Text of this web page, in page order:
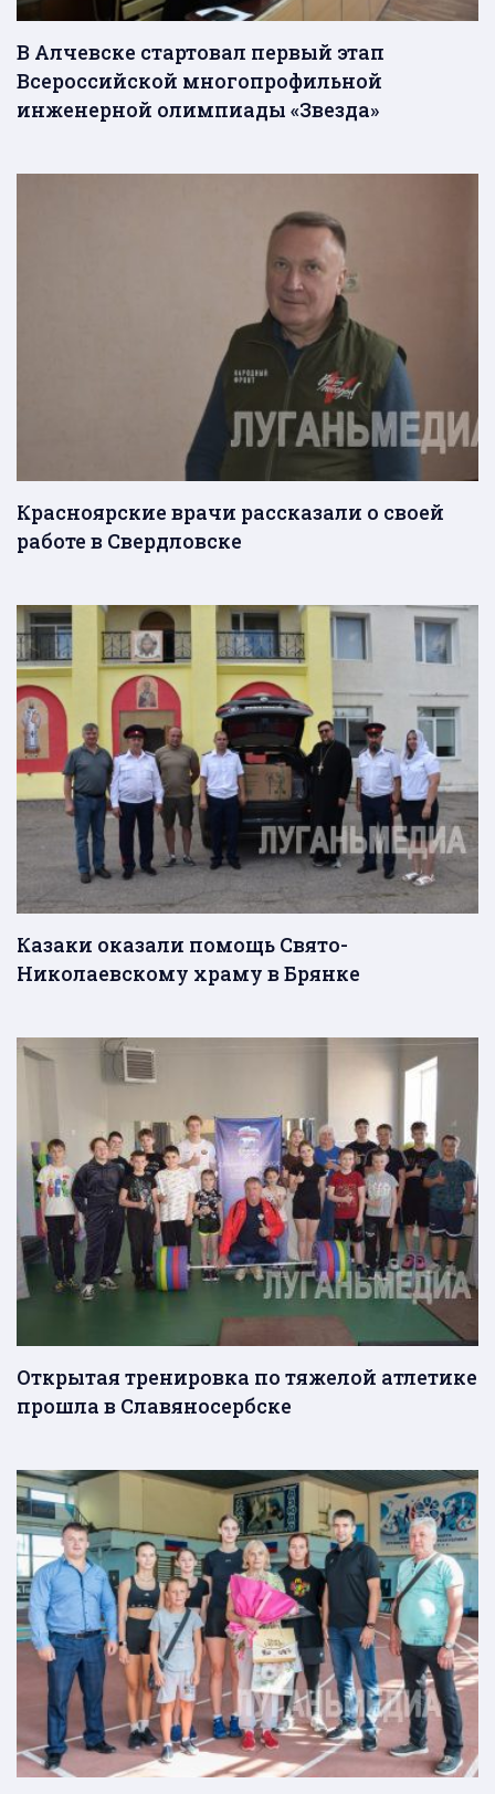
В Алчевске стартовал первый этап
Всероссийской многопрофильной
инженерной олимпиады «Звезда»
Красноярские врачи рассказали о своей
работе в Свердловске
Казаки оказали помощь Свято-
Николаевскому храму в Брянке
Открытая тренировка по тяжелой атлетике
прошла в Славяносербске